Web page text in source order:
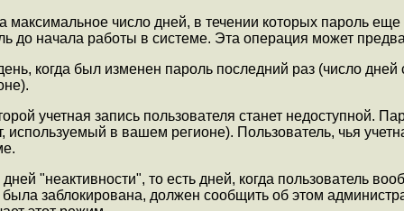
максимальное число дней, в течении которых пароль еще
до начала работы в системе. Эта операция может
когда был изменен пароль последний раз (число
учетная запись пользователя станет недоступной.
в вашем регионе). Пользователь, чья
"неактивности", то есть дней, когда пользователь
была заблокирована, должен сообщить об этом